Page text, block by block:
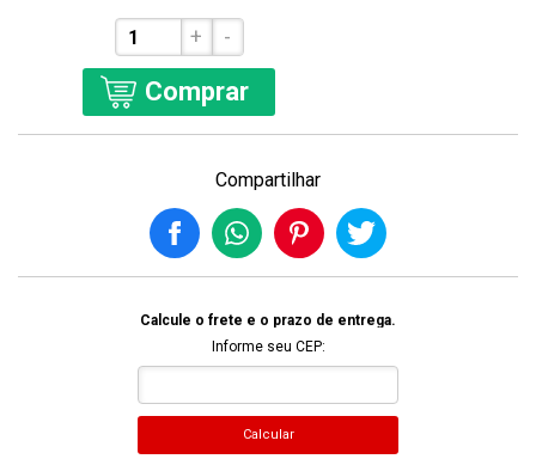
+ -
Comprar
Compartilhar
Calcule o frete e o prazo de entrega.
Informe seu CEP:
Calcular